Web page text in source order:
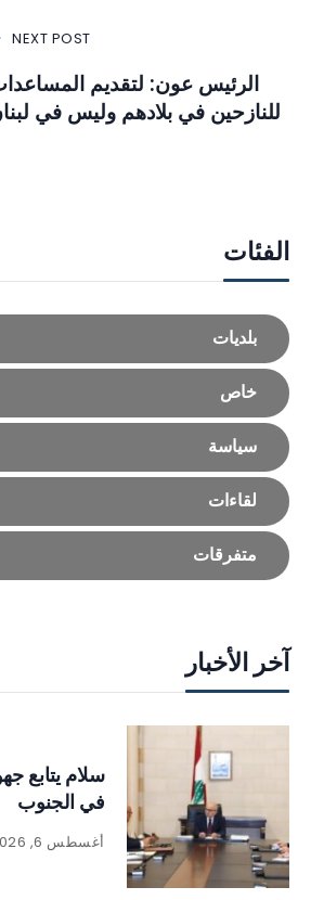
NEXT POST
الرئيس عون: لتقديم
للنازحين في بلادهم وليس في
الفئات
بلديات
خاص
سياسة
لقاءات
متفرقات
آخر الأخبار
سلام يتابع
في الجنوب
أغسطس 6, 2026